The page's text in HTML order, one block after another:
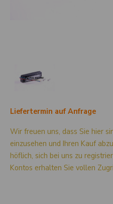
Liefertermin auf Anfrage
Wir freuen uns, dass Sie hier
einzusehen und Ihren Kauf
höflich, sich bei uns zu
Kontos erhalten Sie vollen